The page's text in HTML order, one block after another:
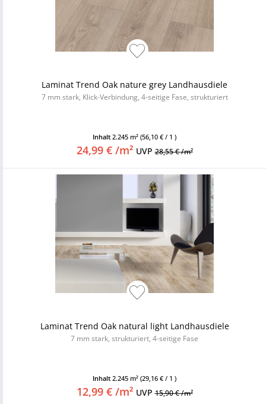
Laminat Trend Oak nature grey Landhausdiele
7 mm stark, Klick-Verbindung, 4-seitige Fase, strukturiert
Inhalt 2.245 m² (56,10 € / 1 )
24,99 € /m² UVP28,55 € /m²
Laminat Trend Oak natural light Landhausdiele
7 mm stark, strukturiert, 4-seitige Fase
Inhalt 2.245 m² (29,16 € / 1 )
12,99 € /m² UVP15,90 € /m²